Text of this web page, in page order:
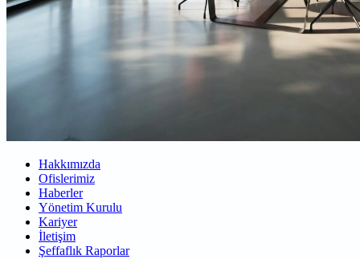
Hakkımızda
Ofislerimiz
Haberler
Yönetim Kurulu
Kariyer
İletişim
Şeffaflık Raporlar